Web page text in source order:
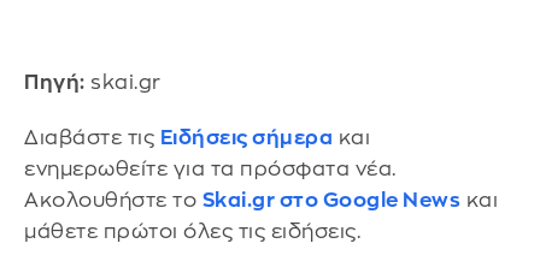
Πηγή: skai.gr
Διαβάστε τις Ειδήσεις σήμερα και
ενημερωθείτε για τα πρόσφατα νέα.
Ακολουθήστε το Skai.gr στο Google News και
μάθετε πρώτοι όλες τις ειδήσεις.